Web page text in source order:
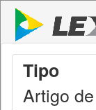
Tipo
Artigo